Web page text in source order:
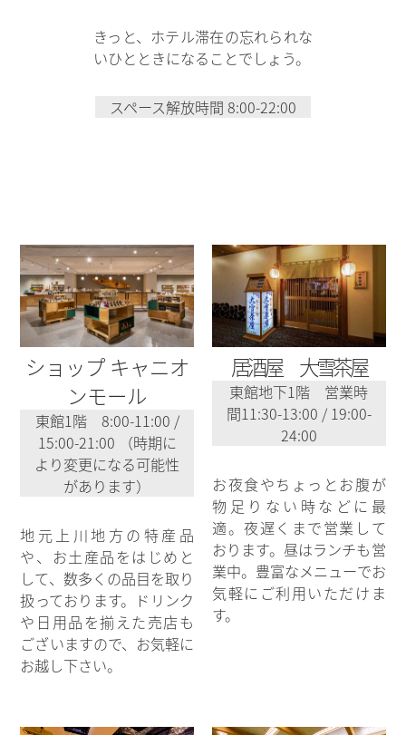
きっと、ホテル滞在の忘れられな
いひとときになることでしょう。
スペース解放時間 8:00-22:00
ショップ キャニオ
ンモール
東館1階 8:00-11:00 /
15:00-21:00 （時期に
より変更になる可能性
があります）
地元上川地方の特産品
や、お土産品をはじめと
して、数多くの品目を取り
扱っております。ドリンク
や日用品を揃えた売店も
ございますので、お気軽に
お越し下さい。
居酒屋 大雪茶屋
東館地下1階 営業時
間11:30-13:00 / 19:00-
24:00
お夜食やちょっとお腹が
物足りない時などに最
適。夜遅くまで営業して
おります。昼はランチも営
業中。豊富なメニューでお
気軽にご利用いただけま
す。